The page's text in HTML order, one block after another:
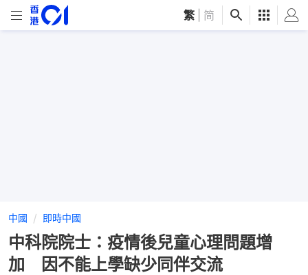
繁 简
中國 即時中國
中科院院士：疫情後兒童心理問題增
加 因不能上學缺少同伴交流